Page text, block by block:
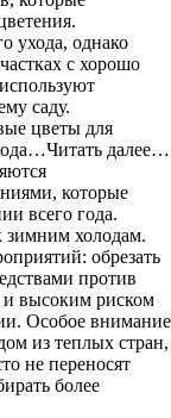
ухода, однако
с хорошо
саду.
цветы для
далее…
которые
всего года.
зимним холодам.
обрезать
против
и высоким риском
Особое внимание
из теплых стран,
не переносят
более